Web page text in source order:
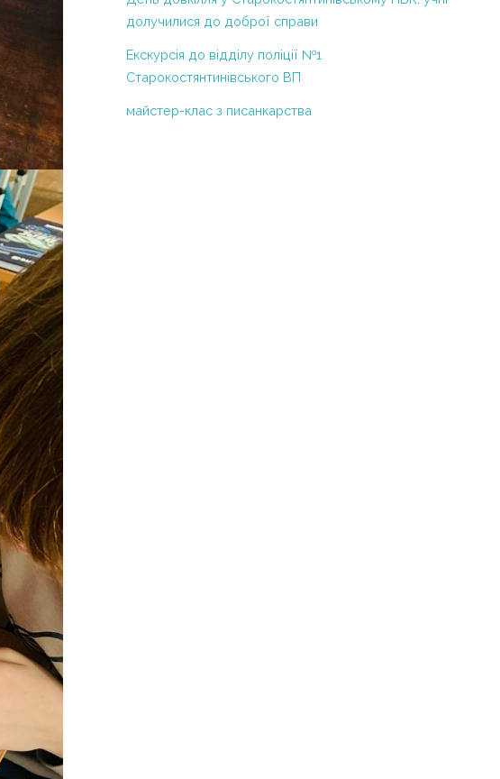
періодкарантину у зв’язку з поширенням
короновірусної хвороби COVID-2019
долучилися до доброї справи
Екскурсія до відділу поліції №1
Старокостянтинівського ВП
майстер-клас з писанкарства